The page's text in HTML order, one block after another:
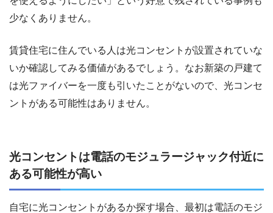
少なくありません。
賃貸住宅に住んでいる人は光コンセントが設置されていな
いか確認してみる価値があるでしょう。なお新築の戸建て
は光ファイバーを一度も引いたことがないので、光コンセ
ントがある可能性はありません。
光コンセントは電話のモジュラージャック付近に
ある可能性が高い
自宅に光コンセントがあるか探す場合、最初は電話のモジ